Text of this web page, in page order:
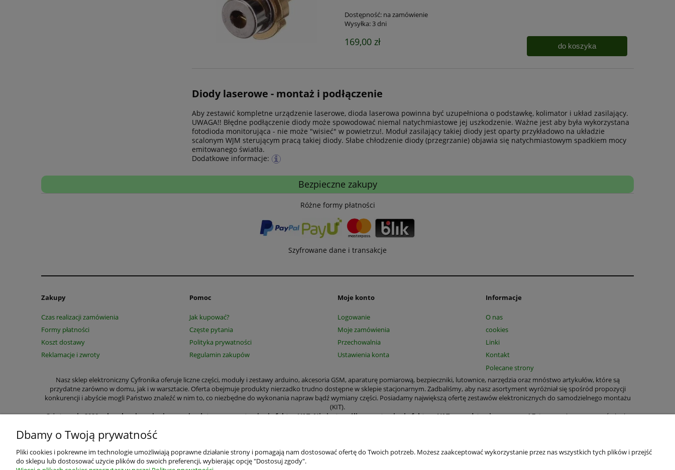
Dostępność: na zamówienie
Wysyłka:3 dni
169,00 zł do koszyka
Diody laserowe - montaż i podłączenie
Aby zestawić kompletne urządzenie laserowe, dioda laserowa powinna być uzupełniona o podstawkę, kolimator i układ zasilający.
UWAGA!! Błędne podłączenie diody może spowodować niemal natychmiastowe jej uszkodzenie. Ważne jest aby była wykorzystana
fotodioda monitorująca - nie może "wisieć" w powietrzu!. Moduł zasilający takiej diody jest oparty przykładowo na układzie
scalonym WJM sterującym pracą takiej diody. Słabe chłodzenie diody (przegrzanie) objawia się natychmiastowym spadkiem mocy
emitowanego światła.
Dodatkowe informacje:
Bezpieczne zakupy
Różne formy płatności
Szyfrowane dane i transakcje
Zakupy
Czas realizacji zamówienia
Formy płatności
Koszt dostawy
Reklamacje i zwroty
Pomoc
Jak kupować?
Częste pytania
Polityka prywatności
Regulamin zakupów
Moje konto
Logowanie
Moje zamówienia
Przechowalnia
Ustawienia konta
Informacje
O nas
cookies
Linki
Kontakt
Polecane strony
Nasz sklep elektroniczny Cyfronika oferuje liczne części, moduły i zestawy arduino, akcesoria GSM, aparaturę pomiarową, bezpieczniki, lutownice, narzędzia oraz mnóstwo artykułów, które są
przydatne zarówno w domu, jak i w warsztacie. Oferta obejmuje produkty nierzadko trudno dostępne w sklepie stacjonarnym. Zadbaliśmy, aby nasz asortyment wyróżniał się spośród propozycji
konkurencji i abyście mogli Państwo znaleźć w nim to, co niezbędne do wykonania napraw bądź wymiany części. Posiadamy największą ofertę zestawów elektronicznych do samodzielnego montażu
(KIT).
Odstycznia 2020 roku ulegają zmianie przepisy dotyczące wystawiania faktur VAT.Nie jest możliwe wystawienie faktury VAT na podstawie paragonu!Zatem prosimy przy zamówieniu
W wyszczególnionych przez nas kategoriach na zakup czekają m.in. aparatura pomiarowa, narzędzia, elementy mechaniczne płytki drukowane, zestawy elektroniczne, bezpieczniki, obudowy,
przełączniki, lutownice, zasilacze, przekaźniki, półprzewodniki, moduły i zestawy arduino, transformatory, części elektroniczne i wiele produktów o wszechstronnym zastosowaniu domowym oraz
przemysłowym.
Specjalizujemy się w sprzedaży wysyłkowej. Z myślą o Państwa wygodzie zajęliśmy się prowadzeniem sklepu internetowego, aby zamawianie naszych produktów było jeszcze łatwiejsze. W celu
Dbamy o Twoją prywatność
Pliki cookies i pokrewne im technologie umożliwiają poprawne działanie strony i pomagają nam dostosować ofertę do Twoich potrzeb. Możesz zaakceptować wykorzystanie przez nas wszystkich tych plików i przejść
do sklepu lub dostosować użycie plików do swoich preferencji, wybierając opcję "Dostosuj zgody".